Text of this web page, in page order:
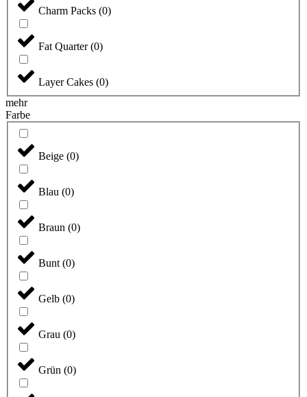
Charm Packs (0)
Fat Quarter (0)
Layer Cakes (0)
mehr
Farbe
Beige (0)
Blau (0)
Braun (0)
Bunt (0)
Gelb (0)
Grau (0)
Grün (0)